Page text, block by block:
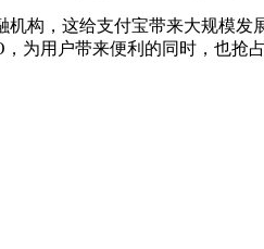
构，这给支付宝带来大规模
为用户带来便利的同时，也抢